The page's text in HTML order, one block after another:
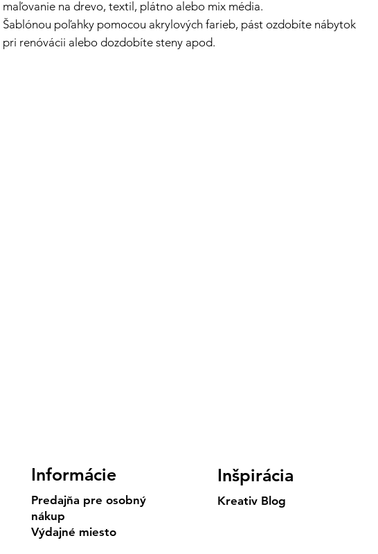
maľovanie na drevo, textil, plátno alebo mix média.
Šablónou poľahky pomocou akrylových farieb, pást ozdobíte nábytok
pri renóvácii alebo dozdobíte steny apod.
Informácie
Predajňa pre osobný
nákup
Výdajné miesto
Inšpirácia
Kreativ Blog